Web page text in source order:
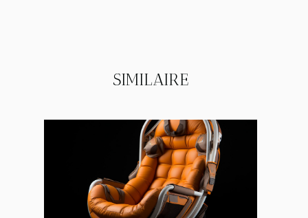
SIMILAIRE